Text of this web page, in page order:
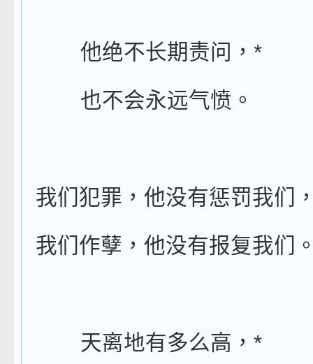
他绝不长期责问， *
也不会永远气愤。
我们犯罪，他没有惩罚我们
我们作孽，他没有报复我们
天离地有多么高， *